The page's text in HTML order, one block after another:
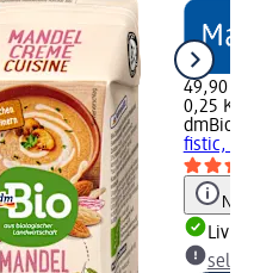
49,90 lei
0,25 Kg
dmBio
fistic,
Notă